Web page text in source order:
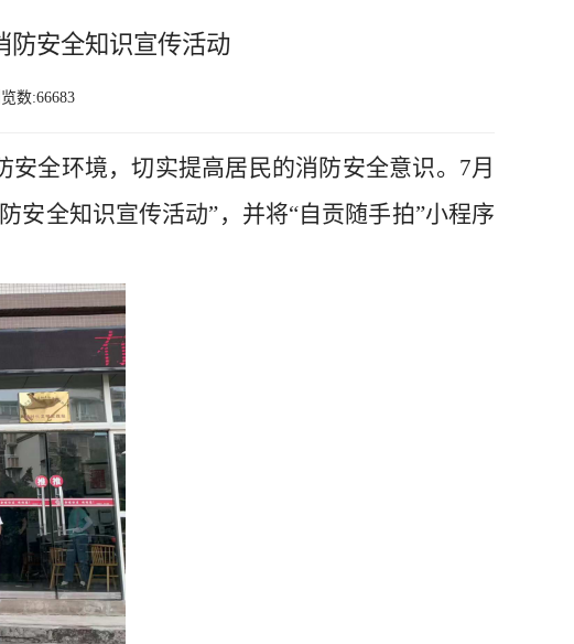
防安全知识宣传活动
数:66683
全环境，切实提高居民的消防安全意识。7月
安全知识宣传活动”，并将“自贡随手拍”小程序